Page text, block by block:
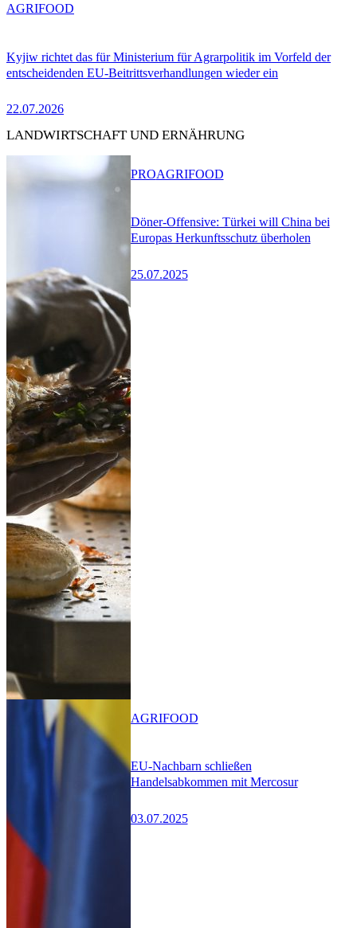
Kyjiw richtet das für Ministerium für Agrarpolitik im Vorfeld der
entscheidenden EU-Beitrittsverhandlungen wieder ein
22.07.2026
AGRIFOOD
LANDWIRTSCHAFT UND ERNÄHRUNG
Döner-Offensive: Türkei will China bei
Europas Herkunftsschutz überholen
25.07.2025
PROAGRIFOOD
EU-Nachbarn schließen
Handelsabkommen mit Mercosur
03.07.2025
AGRIFOOD